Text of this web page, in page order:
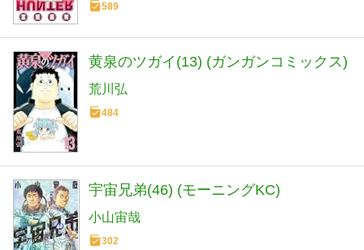
589
黄泉のツガイ(13) (ガンガンコミックス)
荒川弘
484
宇宙兄弟(46) (モーニングKC)
小山宙哉
302